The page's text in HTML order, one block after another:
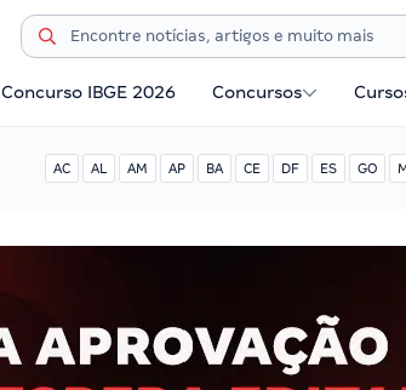
Concurso IBGE 2026 Concursos
AC AL AM AP BA CE DF ES GO